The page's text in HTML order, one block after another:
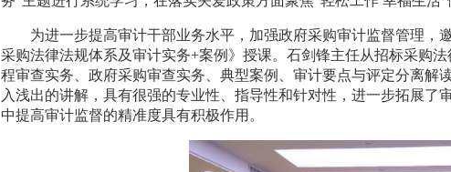
为进一步提高审计干部业务水平，加强政府采购审计监督管理
采购法律法规体系及审计实务+案例》授课。石剑锋主任从招标采购
程审查实务、政府采购审查实务、典型案例、审计要点与评定分离解
入浅出的讲解，具有很强的专业性、指导性和针对性，进一步拓展
中提高审计监督的精准度具有积极作用。